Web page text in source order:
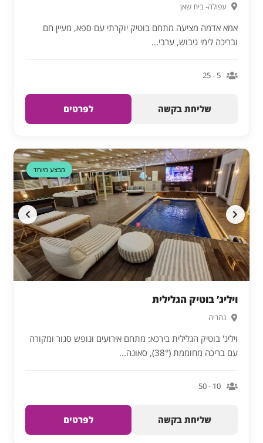
עפולה- בית שאן
אמא אדמה מציעה מתחם בוטיק יוקרתי עם ספא, מעיין חם
ובריכה לימי גיבוש, ערבי...
5 - 25
שליחת בקשה לפרטים
דקה 90
מבצע מיוחד
ויליג’ בוטיק הגלילית
נהריה
ויליג' בוטיק הגלילית בירכא: מתחם אירועים ונופש סגור ומקורה
עם בריכה מחוממת (38°), סאונה...
10 - 50
שליחת בקשה לפרטים